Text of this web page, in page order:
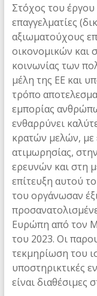
model
and
intensify
preventive
measures
Στόχος του έργου
επαγγελματίες
αξιωματούχους
οικονομικών και
κοινωνίας των
μέλη της ΕΕ και
τρόπο
εμπορίας
ενθαρρύνει
κρατών μελών, με
ατιμωρησίας,
ερευνών και στη
επίτευξη αυτού
του οργάνωσαν
Ευρώπη από τον
του 2023. Οι
τεκμηρίωση του
υποστηρικτικές
είναι διαθέσιμες